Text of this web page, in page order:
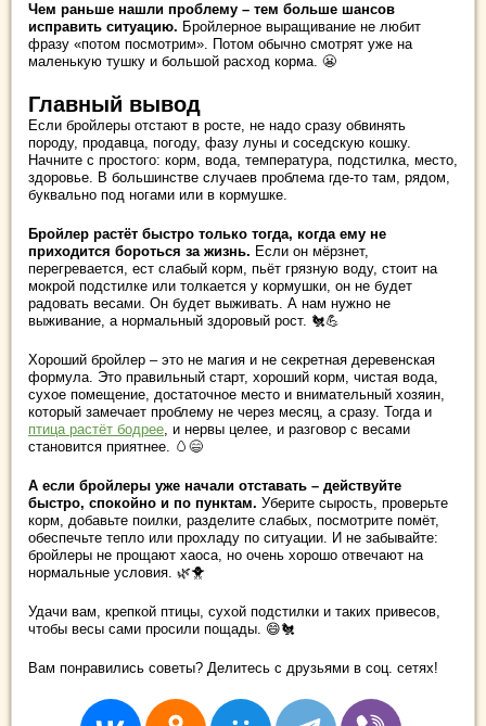
Чем раньше нашли проблему – тем больше шансов
исправить ситуацию. Бройлерное выращивание не любит
фразу «потом посмотрим». Потом обычно смотрят уже на
маленькую тушку и большой расход корма. 😬
Главный вывод
Если бройлеры отстают в росте, не надо сразу обвинять
породу, продавца, погоду, фазу луны и соседскую кошку.
Начните с простого: корм, вода, температура, подстилка, место,
здоровье. В большинстве случаев проблема где-то там, рядом,
буквально под ногами или в кормушке.
Бройлер растёт быстро только тогда, когда ему не
приходится бороться за жизнь. Если он мёрзнет,
перегревается, ест слабый корм, пьёт грязную воду, стоит на
мокрой подстилке или толкается у кормушки, он не будет
радовать весами. Он будет выживать. А нам нужно не
выживание, а нормальный здоровый рост. 🐔💪
Хороший бройлер – это не магия и не секретная деревенская
формула. Это правильный старт, хороший корм, чистая вода,
сухое помещение, достаточное место и внимательный хозяин,
который замечает проблему не через месяц, а сразу. Тогда и
птица растёт бодрее, и нервы целее, и разговор с весами
становится приятнее. 🥚😄
А если бройлеры уже начали отставать – действуйте
быстро, спокойно и по пунктам. Уберите сырость, проверьте
корм, добавьте поилки, разделите слабых, посмотрите помёт,
обеспечьте тепло или прохладу по ситуации. И не забывайте:
бройлеры не прощают хаоса, но очень хорошо отвечают на
нормальные условия. 🌿🐥
Удачи вам, крепкой птицы, сухой подстилки и таких привесов,
чтобы весы сами просили пощады. 😄🐔
Вам понравились советы? Делитесь с друзьями в соц. сетях!